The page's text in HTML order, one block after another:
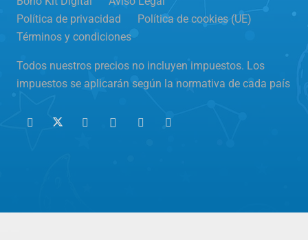
Política de privacidad
Política de cookies (UE)
Términos y condiciones
Todos nuestros precios no incluyen impuestos. Los
impuestos se aplicarán según la normativa de cada país